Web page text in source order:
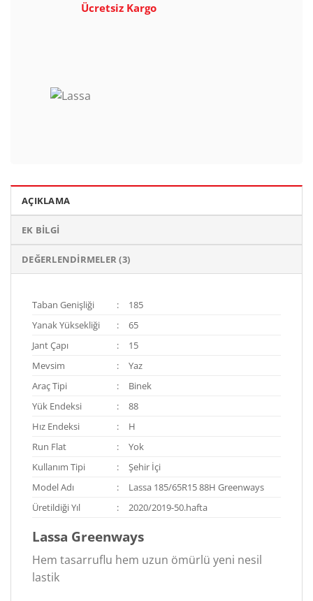
Ücretsiz Kargo
AÇIKLAMA
EK BILGI
DEĞERLENDIRMELER (3)
Taban Genişliği :
185
Yanak Yüksekliği
:
65
Jant Çapı
:
15
Mevsim
:
Yaz
Araç Tipi
:
Binek
Yük Endeksi
:
88
Hız Endeksi
:
H
Run Flat
:
Yok
Kullanım Tipi
:
Şehir İçi
Model Adı
:
Lassa 185/65R15 88H Greenways
Üretildiği Yıl
: 2020/2019-50.hafta
Lassa Greenways
Hem tasarruflu hem uzun ömürlü yeni nesil
lastik